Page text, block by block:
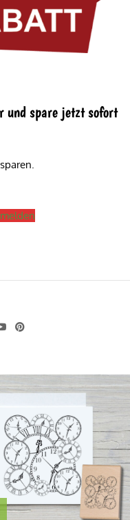
und spare jetzt sofort